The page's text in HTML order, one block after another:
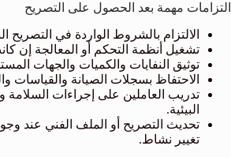
التزامات مهمة بعد الحصول على التصريح
الالتزام بالشروط الواردة في التصريح
تشغيل أنظمة التحكم أو المعالجة إن
توثيق النفايات والكميات والجهات
الاحتفاظ بسجلات الصيانة والقياسات
تدريب العاملين على إجراءات السلامة
البيئية.
تحديث التصريح أو الملف الفني عند
تغيير نشاط.